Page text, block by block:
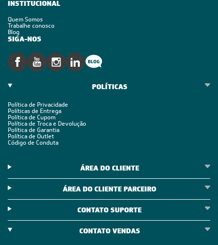
INSTITUCIONAL
Quem Somos
Trabalhe conosco
Blog
SIGA-NOS
POLÍTICAS
Política de Privacidade
Políticas de Entrega
Política de Cupom
Política de Troca e Devolução
Política de Garantia
Política de Outlet
Código de Conduta
ÁREA DO CLIENTE
ÁREA DO CLIENTE PARCEIRO
CONTATO SUPORTE
CONTATO VENDAS